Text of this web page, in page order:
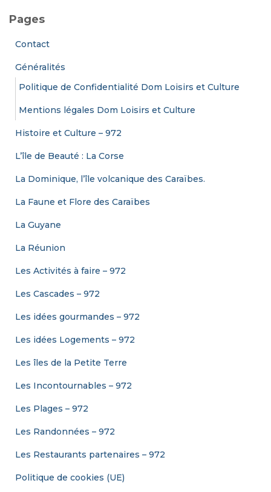
rPages
Contact
Généralités
Politique de Confidentialité Dom Loisirs et Culture
Mentions légales Dom Loisirs et Culture
Histoire et Culture – 972
L’île de Beauté : La Corse
La Dominique, l’île volcanique des Caraïbes.
La Faune et Flore des Caraïbes
La Guyane
La Réunion
Les Activités à faire – 972
Les Cascades – 972
Les idées gourmandes – 972
Les idées Logements – 972
Les îles de la Petite Terre
Les Incontournables – 972
Les Plages – 972
Les Randonnées – 972
Les Restaurants partenaires – 972
Politique de cookies (UE)